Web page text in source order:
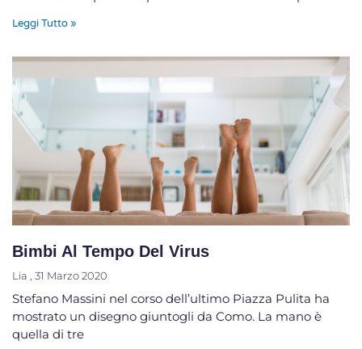
Leggi Tutto »
Bimbi Al Tempo Del Virus
Lia 31 Marzo 2020
Stefano Massini nel corso dell’ultimo Piazza Pulita ha
mostrato un disegno giuntogli da Como. La mano è
quella di tre